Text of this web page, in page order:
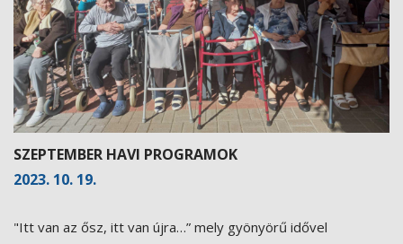
SZEPTEMBER HAVI PROGRAMOK
2023. 10. 19.
"Itt van az ősz, itt van újra…” mely gyönyörű idővel